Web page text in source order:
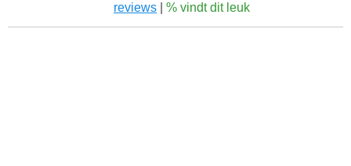
reviews
% vindt dit leuk